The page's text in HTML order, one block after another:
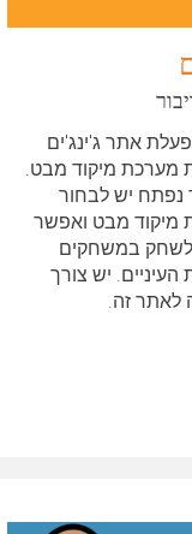
אתר ג'ינג'ים
מערכת מיקוד מבט.
יש לבחור
מיקוד מבט ואפשר
במשחקים
יש צורך
זה.